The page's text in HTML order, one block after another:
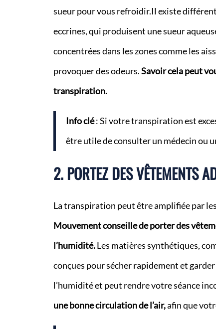
sueur pour vous refroidir.Il existe
eccrines, qui produisent une sueur
concentrées dans les zones comme les
provoquer des odeurs.Savoir cela peut
transpiration.
Info clé: Si votre transpiration est
être utile de consulter un médecin ou
2. PORTEZ DES VÊTEMENTS
La transpiration peut être amplifiée par
Mouvement conseille de porter des
l’humidité.Les matières synthétiques,
conçues pour sécher rapidement et
l’humidité et peut rendre votre séance
une bonne circulation de l’air,afin que